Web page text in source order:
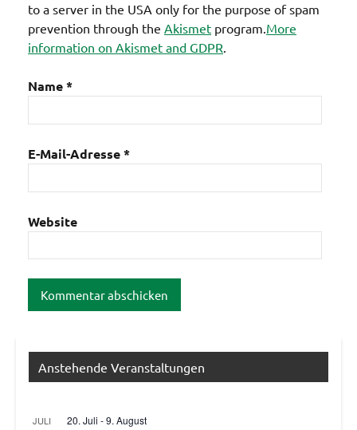
to a server in the USA only for the purpose of spam
prevention through the Akismet program.More
information on Akismet and GDPR.
Name*
E-Mail-Adresse*
Website
Anstehende Veranstaltungen
JULI 20. Juli -9. August